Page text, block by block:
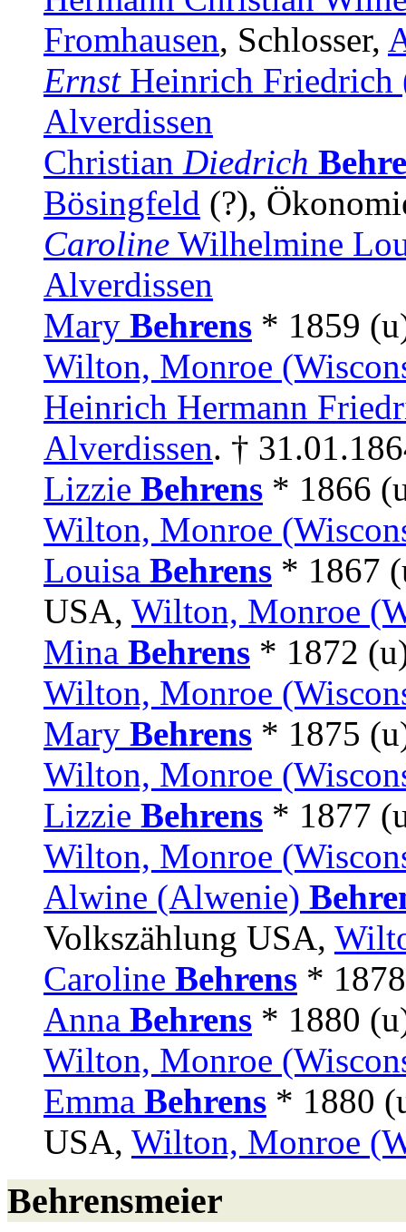
Fromhausen, Schlosser,
ErnstHeinrich Friedrich
Alverdissen
Christian Diedrich
Bösingfeld (?),
Caroline Wilhelmine
Alverdissen
Mary Behrens * 1859
Wilton, Monroe
Heinrich Hermann
Alverdissen. †
Lizzie Behrens * 1866
Wilton, Monroe
Louisa Behrens * 1867
USA, Wilton, Monroe
Mina Behrens * 1872
Wilton, Monroe
Mary Behrens * 1875
Wilton, Monroe
Lizzie Behrens * 1877
Wilton, Monroe
Alwine (Alwenie)
Volkszählung USA,
Caroline Behrens *
Anna Behrens * 1880
Wilton, Monroe
Emma Behrens * 1880
USA, Wilton, Monroe
Behrensmeier